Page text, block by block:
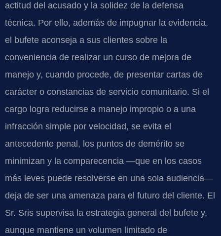
actitud del acusado y la solidez de la defensa
técnica. Por ello, además de impugnar la evidencia,
el bufete aconseja a sus clientes sobre la
conveniencia de realizar un curso de mejora de
manejo y, cuando procede, de presentar cartas de
carácter o constancias de servicio comunitario. Si el
cargo logra reducirse a manejo impropio o a una
infracción simple por velocidad, se evita el
antecedente penal, los puntos de demérito se
minimizan y la comparecencia —que en los casos
más leves puede resolverse en una sola audiencia—
deja de ser una amenaza para el futuro del cliente. El
Sr. Sris supervisa la estrategia general del bufete y,
aunque mantiene un volumen limitado de